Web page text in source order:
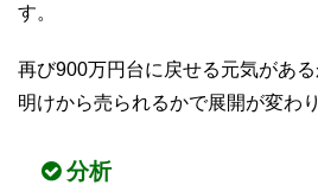
す。
再び900万円台に戻せる元気があ
明けから売られるかで展開が変わ
分析